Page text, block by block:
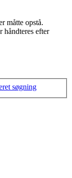
måtte opstå.
efter
søgning